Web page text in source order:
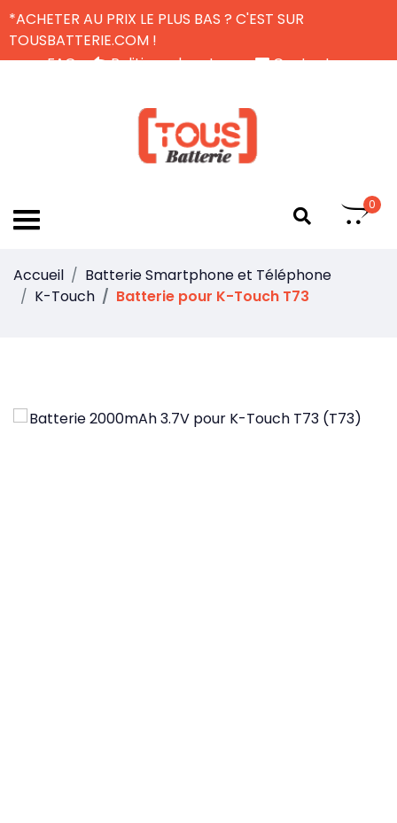
*ACHETER AU PRIX LE PLUS BAS ? C'EST SUR
TOUSBATTERIE.COM !
FAQ
Politique de retour
Contactez-nous
0
Accueil
Batterie Smartphone et Téléphone
K-Touch
Batterie pour K-Touch T73